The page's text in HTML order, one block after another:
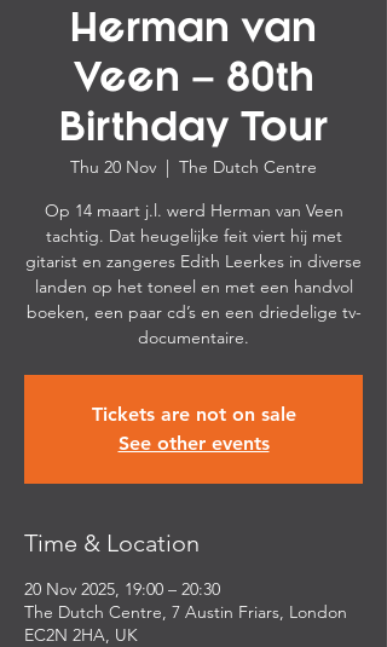
Herman van
Veen – 80th
Birthday Tour
Thu 20 Nov
  |
The Dutch Centre
Op 14 maart j.l. werd Herman van Veen
tachtig. Dat heugelijke feit viert hij met
gitarist en zangeres Edith Leerkes in diverse
landen op het toneel en met een handvol
boeken, een paar cd’s en een driedelige tv-
documentaire.
Tickets are not on sale
See other events
Time & Location
20 Nov 2025, 19:00 – 20:30
The Dutch Centre, 7 Austin Friars, London
EC2N 2HA, UK